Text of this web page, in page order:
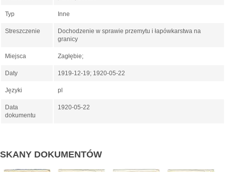
Typ Inne
Streszczenie
Dochodzenie w sprawie przemytu i łapówkarstwa na
granicy
Miejsca Zagłębie;
Daty 1919-12-19; 1920-05-22
Języki pl
Data
dokumentu
1920-05-22
SKANY DOKUMENTÓW